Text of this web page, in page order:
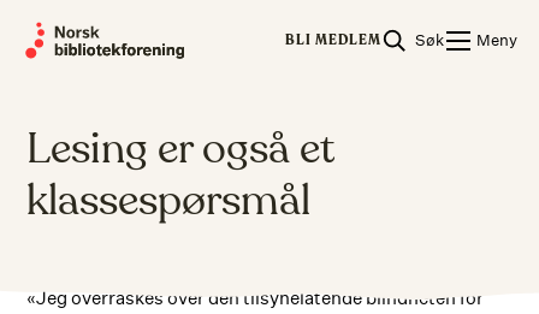
BLI MEDLEM Søk Meny
Lesing er også et
klassespørsmål
«Jeg overraskes over den tilsynelatende blindheten for